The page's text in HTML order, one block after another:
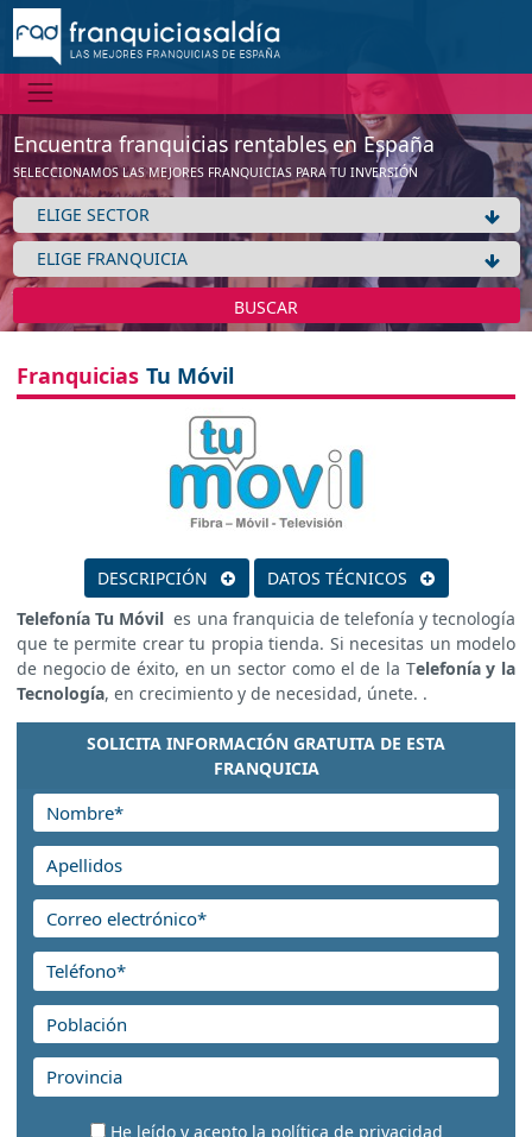
Encuentra franquicias rentables en España
SELECCIONAMOS LAS MEJORES FRANQUICIAS PARA TU INVERSIÓN
BUSCAR
Franquicias Tu Móvil
DESCRIPCIÓN
DATOS TÉCNICOS
Telefonía Tu Móvil es una franquicia de telefonía y
tecnología que te permite crear tu propia tienda. Si necesitas
un modelo de negocio de éxito, en un sector como el de la
Telefonía y la Tecnología, en crecimiento y de necesidad,
únete. .
SOLICITA INFORMACIÓN GRATUITA DE ESTA
FRANQUICIA
No tenemos información de la expansión de esta franquicia
Ver franquicias de Telefonía / Comunicaciones
Aceptar